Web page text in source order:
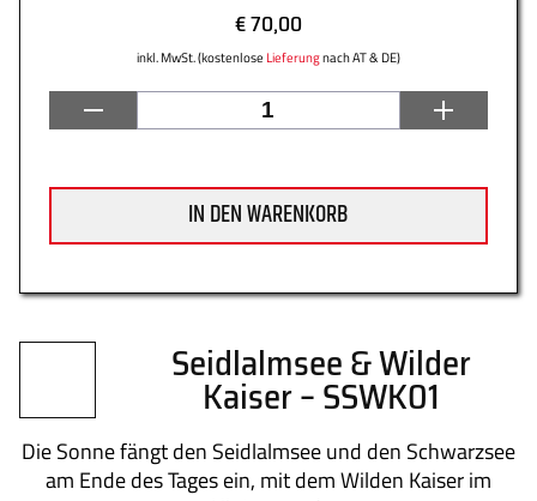
Datenschutz Zahlung
€ 70,00
inkl. MwSt. (kostenlose Lieferungnach AT & DE)
IN DEN WARENKORB
Seidlalmsee & Wilder
Kaiser – SSWK01
Die Sonne fängt den Seidlalmsee und den Schwarzsee
am Ende des Tages ein, mit dem Wilden Kaiser im